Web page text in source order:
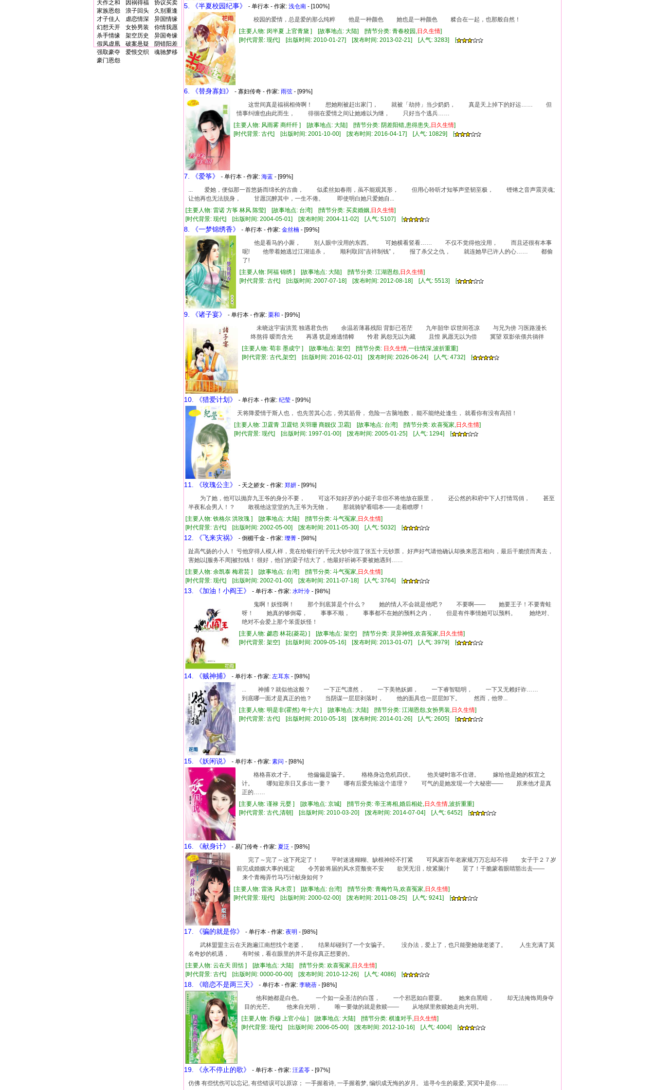
天作之和
因祸得福
协议买卖
家族恩怨
浪子回头
久别重逢
才子佳人
虐恋情深
异国情缘
幻想天开
女扮男装
你情我愿
杀手情缘
架空历史
异国奇缘
假凤虚凰
破案悬疑
阴错阳差
强取豪夺
爱恨交织
魂驰梦移
豪门恩怨
5. 《半夏校园纪事》 - 单行本 - 作家: 浅仓南 - [100%]
校园的爱情，总是爱的那么纯粹 他是一种颜色 她也是一种颜色 糅合在一起，也那般自然！
[主要人物: 闵半夏 上官青黛 ] [故事地点: 大陆] [情节分类: 青春校园,日久生情]
[时代背景: 现代] [出版时间: 2010-01-27] [发布时间: 2013-02-21] [人气: 3283] [
6. 《替身寡妇》 - 寡妇传奇 - 作家: 雨弦 - [99%]
这世间真是福祸相倚啊！ 想她刚被赶出家门， 就被「劫持」当少奶奶， 真是天上掉下的好运…… 但
情事纠缠也由此而生， 徘徊在爱情之间让她难以为继， 只好当个逃兵……
[主要人物: 风雨雾 商纤纤 ] [故事地点: 大陆] [情节分类: 阴差阳错,患得患失,日久生情]
[时代背景: 古代] [出版时间: 2001-10-00] [发布时间: 2016-04-17] [人气: 10829] [
7. 《爱筝》 - 单行本 - 作家: 海蓝 - [99%]
... 爱她，便似那一首悠扬而绵长的古曲， 似柔丝如春雨，虽不能观其形， 但用心聆听才知筝声坚韧至极， 铿锵之音声震灵魂;
让他再也无法脱身， 甘愿沉醉其中，一生不倦。 即使明白她只爱她自...
[主要人物: 雷诺 方筝 林风 陈莹] [故事地点: 台湾] [情节分类: 买卖婚姻,日久生情]
[时代背景: 现代] [出版时间: 2004-05-01] [发布时间: 2004-11-02] [人气: 5107] [
8. 《一梦锦绣香》 - 单行本 - 作家: 金丝楠 - [99%]
他是看马的小厮， 别人眼中没用的东西。 可她横看竖看…… 不仅不觉得他没用， 而且还很有本事
呢! 他带着她逃过江湖追杀， 顺利取回“吉祥制钱”， 报了杀父之仇， 就连她早已许人的心…… 都偷
了!
[主要人物: 阿福 锦绣 ] [故事地点: 大陆] [情节分类: 江湖恩怨,日久生情]
[时代背景: 古代] [出版时间: 2007-07-18] [发布时间: 2012-08-18] [人气: 5513] [
9. 《诸子宴》 - 单行本 - 作家: 栗和 - [99%]
未晓这宇宙洪荒 独遇君负伤 余温若薄暮残阳 背影已苍茫 九年韶华 叹世间苍凉 与兄为傍 习医路漫长
终熬得 暧而含光 再遇 犹是难逃情幛 怜君 夙怨无以为藏 且惶 夙愿无以为偿 冀望 双影依偎共徜徉
[主要人物: 荀非 墨成宁 ] [故事地点: 架空] [情节分类: 日久生情,一往情深,波折重重]
[时代背景: 古代,架空] [出版时间: 2016-02-01] [发布时间: 2026-06-24] [人气: 4732] [
10. 《猎爱计划》 - 单行本 - 作家: 纪莹 - [99%]
天将降爱情于斯人也， 也先苦其心志，劳其筋骨， 危险一古脑地数， 能不能绝处逢生， 就看你有没有高招！
[主要人物: 卫霆青 卫霆铠 关羽珊 商靓仪 卫霜] [故事地点: 台湾] [情节分类: 欢喜冤家,日久生情]
[时代背景: 现代] [出版时间: 1997-01-00] [发布时间: 2005-01-25] [人气: 1294] [
11. 《玫瑰公主》 - 天之娇女 - 作家: 郑妍 - [99%]
为了她，他可以抛弃九王爷的身分不要， 可这不知好歹的小妮子非但不将他放在眼里， 还公然的和府中下人打情骂俏， 甚至
半夜私会男人！？ 敢视他这堂堂的九王爷为无物， 那就骑驴看唱本——走着瞧啰！
[主要人物: 铁格尔 洪玫瑰 ] [故事地点: 大陆] [情节分类: 斗气冤家,日久生情]
[时代背景: 古代] [出版时间: 2002-05-00] [发布时间: 2011-05-30] [人气: 5032] [
12. 《飞来灾祸》 - 倒楣千金 - 作家: 瓅菁 - [98%]
趾高气扬的小人！ 亏他穿得人模人样，竟在给银行的千元大钞中混了张五十元钞票， 好声好气请他确认却换来恶言相向，最后干脆愤而离去，
害她以[服务不周]被扣钱！ 很好，他们的梁子结大了，他最好祈祷不要被她遇到……
[主要人物: 余凯泰 梅君芸 ] [故事地点: 台湾] [情节分类: 斗气冤家,日久生情]
[时代背景: 现代] [出版时间: 2002-01-00] [发布时间: 2011-07-18] [人气: 3764] [
13. 《加油！小阎王》 - 单行本 - 作家: 水叶泠 - [98%]
鬼啊！妖怪啊！ 那个到底算是个什么？ 她的情人不会就是他吧？ 不要啊—— 她要王子！不要青蛙
呀！ 她真的够倒霉， 事事不顺， 事事都不在她的预料之内， 但是有件事情她可以预料。 她绝对、
绝对不会爱上那个笨蛋妖怪！
[主要人物: 勰悫 林花(菱花) ] [故事地点: 架空] [情节分类: 灵异神怪,欢喜冤家,日久生情]
[时代背景: 架空] [出版时间: 2009-05-16] [发布时间: 2013-01-07] [人气: 3979] [
14. 《贼神捕》 - 单行本 - 作家: 左耳东 - [98%]
... 神捕？就似他这般？ 一下正气凛然， 一下美艳妖媚， 一下睿智聪明， 一下又无赖奸诈……
到底哪一面才是真正的他？ 当阴谋一层层剥落时， 他的面具也一层层卸下。 然而，他带...
[主要人物: 明是非(霍然) 年十六 ] [故事地点: 大陆] [情节分类: 江湖恩怨,女扮男装,日久生情]
[时代背景: 古代] [出版时间: 2010-05-18] [发布时间: 2014-01-26] [人气: 2605] [
15. 《妖闲说》 - 单行本 - 作家: 素问 - [98%]
格格喜欢才子。 他偏偏是骗子。 格格身边危机四伏。 他关键时靠不住谱。 嫁给他是她的权宜之
计。 哪知迎亲日又多出一妻？ 哪有后爱先输这个道理？ 可气的是她发现一个大秘密—— 原来他才是真
正的……
[主要人物: 谨禄 元婴 ] [故事地点: 京城] [情节分类: 帝王将相,婚后相处,日久生情,波折重重]
[时代背景: 古代,清朝] [出版时间: 2010-03-20] [发布时间: 2014-07-04] [人气: 6452] [
16. 《献身计》 - 易门传奇 - 作家: 夏泛 - [98%]
完了～完了～这下死定了！ 平时迷迷糊糊、缺根神经不打紧 可风家百年老家规万万忘却不得 女子于２７岁
前完成婚姻大事的规定 令芳龄将届的风水霓颓丧不安 欲哭无泪，绞紧脑汁 罢了！干脆蒙着眼睛豁出去——
来个青梅弄竹马巧计献身如何？
[主要人物: 雷洛 风水霓 ] [故事地点: 台湾] [情节分类: 青梅竹马,欢喜冤家,日久生情]
[时代背景: 现代] [出版时间: 2000-02-00] [发布时间: 2011-08-25] [人气: 9241] [
17. 《骗的就是你》 - 单行本 - 作家: 夜明 - [98%]
武林盟盟主云在天跑遍江南想找个老婆， 结果却碰到了一个女骗子。 没办法，爱上了，也只能娶她做老婆了。 人生充满了莫
名奇妙的机遇， 有时候，看在眼里的并不是你真正想要的。
[主要人物: 云在天 田恬 ] [故事地点: 大陆] [情节分类: 欢喜冤家,日久生情]
[时代背景: 古代] [出版时间: 0000-00-00] [发布时间: 2010-12-26] [人气: 4086] [
18. 《暗恋不是两三天》 - 单行本 - 作家: 李晓蓓 - [98%]
他和她都是白色。 一个如一朵圣洁的白莲， 一个邪恶如白罂粟。 她来自黑暗， 却无法掩饰周身夺
目的光芒。 他来自光明， 唯一要做的就是救赎—— 从地狱里救赎她走向光明。
[主要人物: 乔穆 上官小仙 ] [故事地点: 大陆] [情节分类: 棋逢对手,日久生情]
[时代背景: 现代] [出版时间: 2006-05-00] [发布时间: 2012-10-16] [人气: 4004] [
19. 《永不停止的歌》 - 单行本 - 作家: 汪孟苓 - [97%]
仿佛 有些忧伤可以忘记, 有些错误可以原谅； 一手握着诗, 一手握着梦, 编织成无悔的岁月。 追寻今生的最爱, 冥冥中是你……